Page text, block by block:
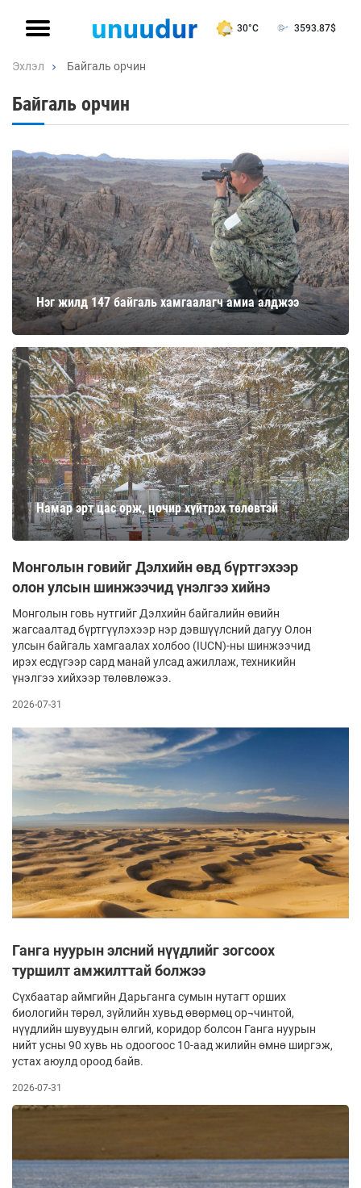
30°C 3593.87$
Эхлэл Байгаль орчин
Байгаль орчин
Нэг жилд 147 байгаль хамгаалагч амиа алджээ
Намар эрт цас орж, цочир хүйтрэх төлөвтэй
Монголын говийг Дэлхийн өвд бүртгэхээр
олон улсын шинжээчид үнэлгээ хийнэ
Монголын говь нутгийг Дэлхийн байгалийн өвийн
жагсаалтад бүртгүүлэхээр нэр дэвшүүлсний дагуу Олон
улсын байгаль хамгаалах холбоо (IUCN)-ны шинжээчид
ирэх есдүгээр сард манай улсад ажиллаж, техникийн
үнэлгээ хийхээр төлөвлөжээ.
2026-07-31
Ганга нуурын элсний нүүдлийг зогсоох
туршилт амжилттай болжээ
Сүхбаатар аймгийн Дарьганга сумын нутагт орших
биологийн төрөл, зүйлийн хувьд өвөрмөц ор¬чинтой,
нүүдлийн шувуудын өлгий, коридор болсон Ганга нуурын
нийт усны 90 хувь нь одоогоос 10-аад жилийн өмнө ширгэж,
устах аюулд ороод байв.
2026-07-31